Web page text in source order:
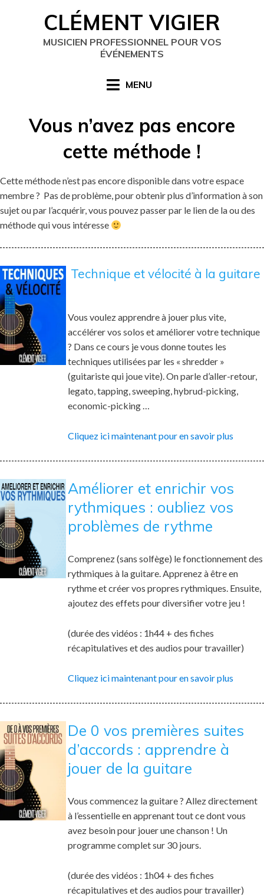
CLÉMENT VIGIER
MUSICIEN PROFESSIONNEL POUR VOS
ÉVÉNEMENTS
MENU
Vous n’avez pas encore
cette méthode !
Cette méthode n’est pas encore disponible dans votre espace
membre ? Pas de problème, pour obtenir plus d’information à son
sujet ou par l’acquérir, vous pouvez passer par le lien de la ou des
méthode qui vous intéresse
Technique et vélocité à la guitare
Vous voulez apprendre à jouer plus vite,
accélérer vos solos et améliorer votre technique
? Dans ce cours je vous donne toutes les
techniques utilisées par les « shredder »
(guitariste qui joue vite). On parle d’aller-retour,
legato, tapping, sweeping, hybrud-picking,
economic-picking …
Cliquez ici maintenant pour en savoir plus
Améliorer et enrichir vos
rythmiques : oubliez vos
problèmes de rythme
Comprenez (sans solfège) le fonctionnement des
rythmiques à la guitare. Apprenez à être en
rythme et créer vos propres rythmiques. Ensuite,
ajoutez des effets pour diversifier votre jeu !
(durée des vidéos : 1h44 + des fiches
récapitulatives et des audios pour travailler)
Cliquez ici maintenant pour en savoir plus
De 0 vos premières suites
d’accords : apprendre à
jouer de la guitare
Vous commencez la guitare ? Allez directement
à l’essentielle en apprenant tout ce dont vous
avez besoin pour jouer une chanson ! Un
programme complet sur 30 jours.
(durée des vidéos : 1h04 + des fiches
récapitulatives et des audios pour travailler)